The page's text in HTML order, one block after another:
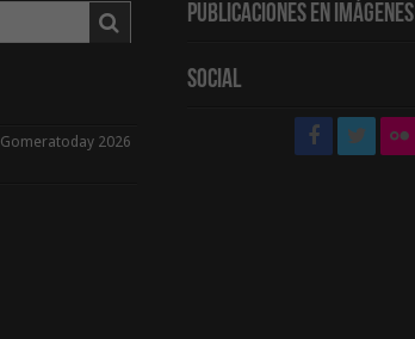
2026
Publicaciones en Imágenes
Social